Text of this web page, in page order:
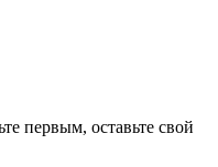
первым, оставьте свой